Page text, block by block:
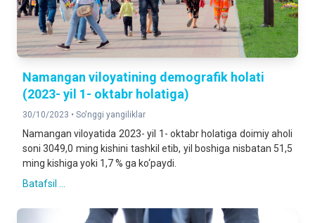
Namangan viloyatining demografik holati
(2023- yil 1- oktabr holatiga)
30/10/2023 • So'nggi yangiliklar
Namangan viloyatida 2023- yil 1- oktabr holatiga doimiy aholi
soni 3049,0 ming kishini tashkil etib, yil boshiga nisbatan 51,5
ming kishiga yoki 1,7 % ga ko‘paydi.
Batafsil ...